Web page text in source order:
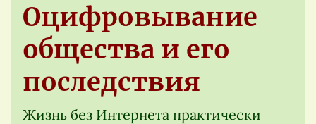
Оцифровывание
общества и его
последствия
Жизнь без Интернета практически